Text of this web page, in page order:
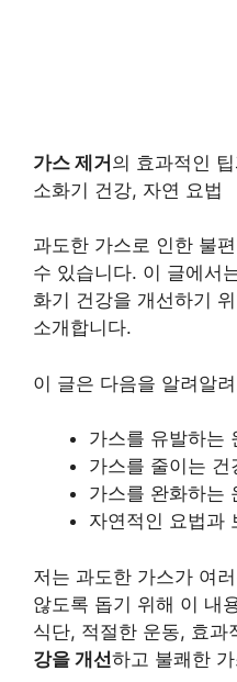
가스 제거의 효과적인
소화기 건강, 자연 요법
과도한 가스로 인한 불
수 있습니다. 이 글에서
화기 건강을 개선하기
소개합니다.
이 글은 다음을 알려알
가스를 유발하는
가스를 줄이는 건
가스를 완화하는
자연적인 요법과
저는 과도한 가스가 여
않도록 돕기 위해 이 내
식단, 적절한 운동, 효과
강을 개선하고 불쾌한